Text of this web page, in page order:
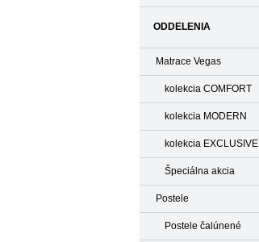
ODDELENIA
Matrace Vegas
kolekcia COMFORT
kolekcia MODERN
kolekcia EXCLUSIVE
Špeciálna akcia
Postele
Postele čalúnené